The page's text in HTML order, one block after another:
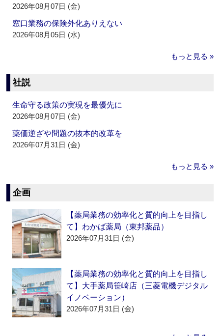
2026年08月07日 (金)
窓口業務の保険外化ありえない
2026年08月05日 (水)
もっと見る »
社説
生命守る政策の実現を最優先に
2026年08月07日 (金)
薬価逆ざや問題の抜本的改革を
2026年07月31日 (金)
もっと見る »
企画
【薬局業務の効率化と質的向上を目指し
て】わかば薬局（東邦薬品）
2026年07月31日 (金)
【薬局業務の効率化と質的向上を目指し
て】大手薬局笹崎店（三菱電機デジタル
イノベーション）
2026年07月31日 (金)